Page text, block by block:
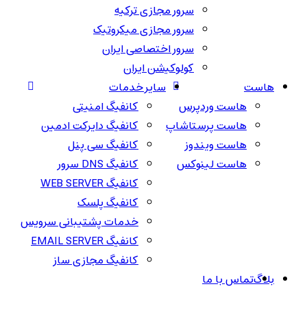
سرور مجازی ترکیه
سرور مجازی میکروتیک
سرور اختصاصی ایران
کولوکیشن ایران
هاست
هاست وردپرس
هاست پرستاشاپ
هاست ویندوز
هاست لینوکس
سایر خدمات
کانفیگ امنیتی
کانفیگ دایرکت ادمین
کانفیگ سی پنل
کانفیگ DNS سرور
کانفیگ WEB SERVER
کانفیگ پلسک
خدمات پشتیبانی سرویس
کانفیگ EMAIL SERVER
کانفیگ مجازی ساز
بلاگتماس با ما